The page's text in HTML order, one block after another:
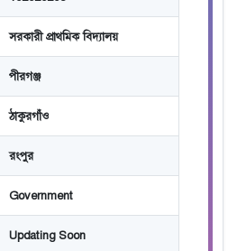
সরকারী প্রাথমিক বিদ্যালয়
পীরগঞ্জ
ঠাকুরগাঁও
রংপুর
Government
Updating Soon